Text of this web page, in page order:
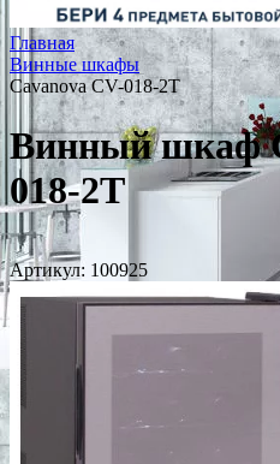
Главная
Винные шкафы
Cavanova CV-018-2Т
Винный шкаф
018-2Т
Артикул: 100925